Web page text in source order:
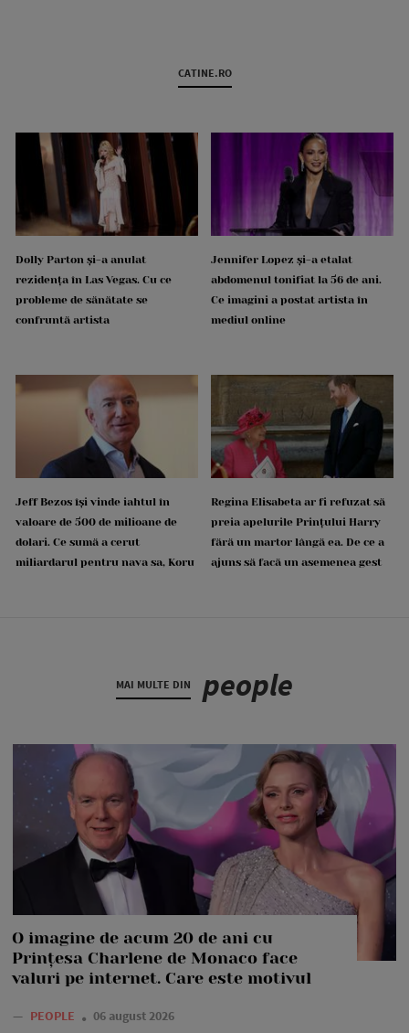
CATINE.RO
Dolly Parton și-a anulat
rezidența în Las Vegas. Cu ce
probleme de sănătate se
confruntă artista
Jennifer Lopez și-a etalat
abdomenul tonifiat la 56 de ani.
Ce imagini a postat artista în
mediul online
Jeff Bezos își vinde iahtul în
valoare de 500 de milioane de
dolari. Ce sumă a cerut
miliardarul pentru nava sa, Koru
Regina Elisabeta ar fi refuzat să
preia apelurile Prințului Harry
fără un martor lângă ea. De ce a
ajuns să facă un asemenea gest
MAI MULTE DIN people
O imagine de acum 20 de ani cu
Prințesa Charlene de Monaco face
valuri pe internet. Care este motivul
— PEOPLE 06 august 2026